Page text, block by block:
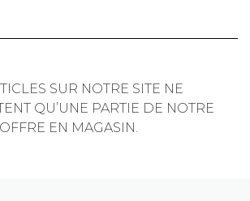
SUR NOTRE SITE NE
QU’UNE PARTIE DE NOTRE
OFFRE EN MAGASIN.